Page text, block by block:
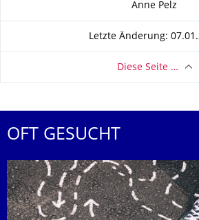
Anne Pelz
Letzte Änderung:
Diese Seite …
OFT GESUCHT